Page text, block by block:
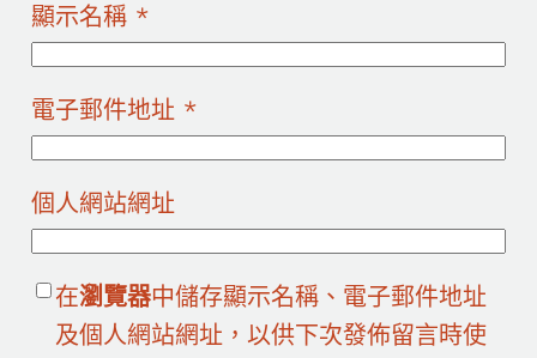
顯示名稱 *
電子郵件地址 *
個人網站網址
在瀏覽器中儲存顯示名稱、電子郵件地址
及個人網站網址，以供下次發佈留言時使